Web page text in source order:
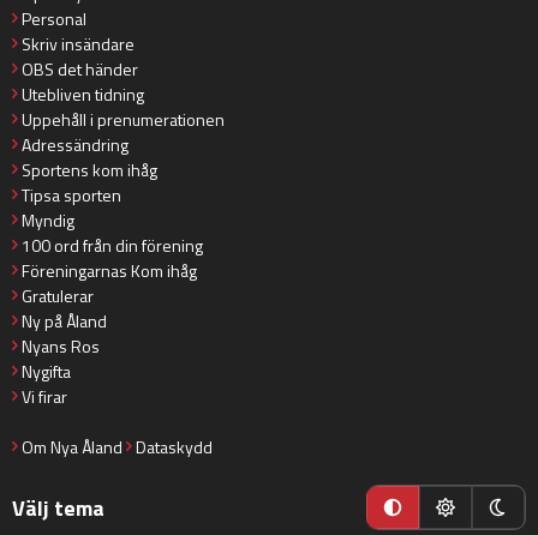
Personal
Skriv insändare
OBS det händer
Utebliven tidning
Uppehåll i prenumerationen
Adressändring
Sportens kom ihåg
Tipsa sporten
Myndig
100 ord från din förening
Föreningarnas Kom ihåg
Gratulerar
Ny på Åland
Nyans Ros
Nygifta
Vi firar
Om Nya Åland Dataskydd
Välj tema